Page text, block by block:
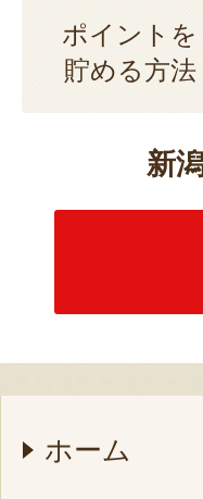
ポイントを
貯める方法
新
ホーム